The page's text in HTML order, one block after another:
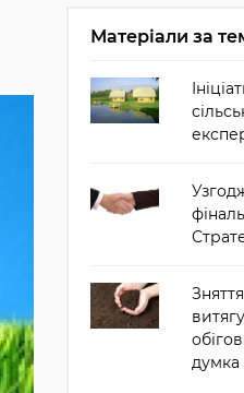
Матеріали за
думка